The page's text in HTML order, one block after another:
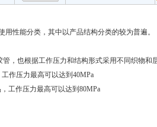
性能分类，其中以产品结构分类的较为普遍。
，也根据工作压力和结构形式采用不同织物和层
作压力最高可以达到 40MPa
工作压力最高可以达到 80MPa